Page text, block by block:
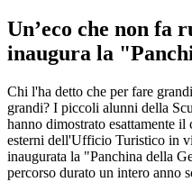
Un’eco che non fa
inaugura la
Chi l'ha detto che per fare
grandi? I piccoli alunni della
hanno dimostrato esattamente
esterni dell'Ufficio Turistico in
inaugurata la "Panchina della
percorso durato un intero anno